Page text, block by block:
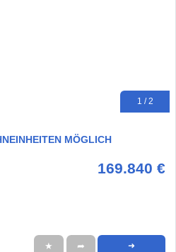
1 / 2
MÖGLICH
169.840 €
★ ➦ ➜